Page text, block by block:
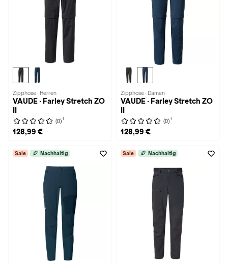
Zipphose · Herren
VAUDE · Farley Stretch ZO
(0) 1
128,99 €
Zipphose · Damen
VAUDE · Farley Stretch ZO
(0) 1
128,99 €
Sale Nachhaltig Sale Nachhaltig